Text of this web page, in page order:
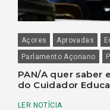
Açores Aprovadas
Parlamento Açoriano
PAN/A quer saber
do Cuidador
LER NOTÍCIA